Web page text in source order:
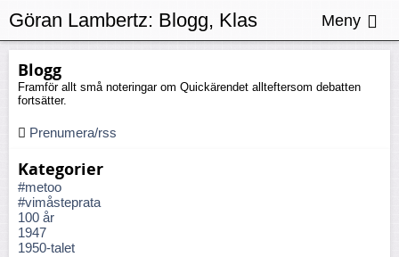
Blogg
Framför allt små noteringar om Quickärendet allteftersom debatten
fortsätter.
Prenumera/rss
Kategorier
#metoo
#vimåsteprata
100 år
1947
1950-talet
Göran Lambertz: Blogg, Klas
Granström
Meny